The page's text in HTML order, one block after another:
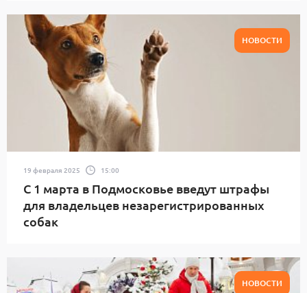
НОВОСТИ
19 февраля 2025 15:00
С 1 марта в Подмосковье введут штрафы
для владельцев незарегистрированных
собак
НОВОСТИ